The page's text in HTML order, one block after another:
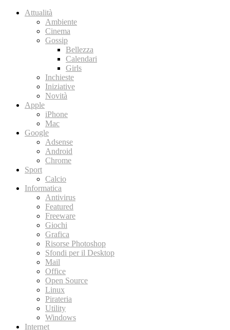
Attualità
Ambiente
Cinema
Gossip
Bellezza
Calendari
Girls
Inchieste
Iniziative
Novità
Apple
iPhone
Mac
Google
Adsense
Android
Chrome
Sport
Calcio
Informatica
Antivirus
Featured
Freeware
Giochi
Grafica
Risorse Photoshop
Sfondi per il Desktop
Mail
Office
Open Source
Linux
Pirateria
Utility
Windows
Internet